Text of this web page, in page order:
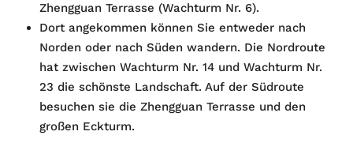
Zhengguan Terrasse (Wachturm Nr. 6).
Dort angekommen können Sie entweder nach
Norden oder nach Süden wandern. Die Nordroute
hat zwischen Wachturm Nr. 14 und Wachturm Nr.
23 die schönste Landschaft. Auf der Südroute
besuchen sie die Zhengguan Terrasse und den
großen Eckturm.